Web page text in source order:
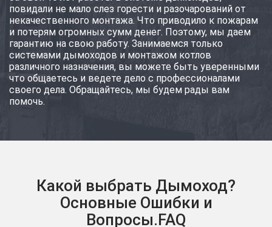
повидали не мало слез горести и разочарований от
некачественного монтажа. Что приводило к пожарам
и потерям огромных сумм денег. Поэтому, мы даем
гарантию на свою работу. Занимаемся только
системами дымоходов и монтажом котлов
различного назначения, вы можете быть уверенными
что общаетесь и ведете дело с профессионалами
своего дела. Обращайтесь, мы будем рады вам
помочь.
Какой выбрать Дымоход?
Основные Ошибки и
Вопросы.FAQ